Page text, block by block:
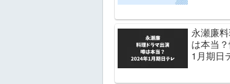
永瀬廉
は本当
1月期日